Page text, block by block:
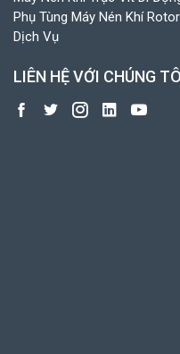
Phụ Tùng Máy Nén Khí
Dịch Vụ
LIÊN HỆ VỚI CHÚNG